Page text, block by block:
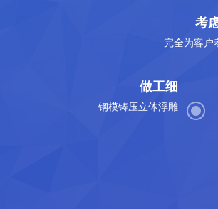
考
完全为客户
做工细
钢模铸压立体浮雕